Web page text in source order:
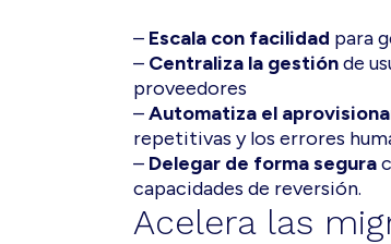
– Escala con facilidad para
– Centraliza la gestiónde
proveedores
–Automatiza el
repetitivas y los errores
– Delegar de forma segura
capacidades de reversión.
Acelera las